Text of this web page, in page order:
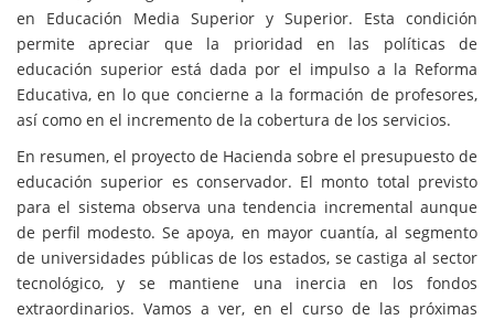
en Educación Media Superior y Superior. Esta condición
permite apreciar que la prioridad en las políticas de
educación superior está dada por el impulso a la Reforma
Educativa, en lo que concierne a la formación de profesores,
así como en el incremento de la cobertura de los servicios.
En resumen, el proyecto de Hacienda sobre el presupuesto de
educación superior es conservador. El monto total previsto
para el sistema observa una tendencia incremental aunque
de perfil modesto. Se apoya, en mayor cuantía, al segmento
de universidades públicas de los estados, se castiga al sector
tecnológico, y se mantiene una inercia en los fondos
extraordinarios. Vamos a ver, en el curso de las próximas